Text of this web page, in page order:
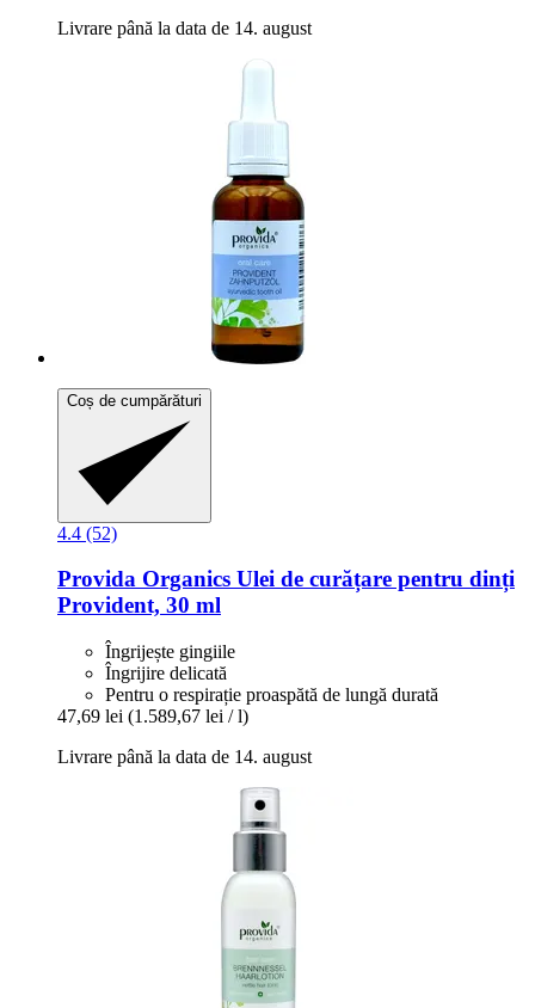
Livrare până la data de 14. august
Coș de cumpărături
4.4 (52)
Provida Organics Ulei de curățare pentru dinți
Provident, 30 ml
Îngrijește gingiile
Îngrijire delicată
Pentru o respirație proaspătă de lungă durată
47,69 lei (1.589,67 lei / l)
Livrare până la data de 14. august